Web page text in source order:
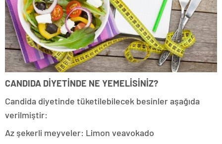
CANDIDA DİYETİNDE NE YEMELİSİNİZ?
Candida diyetinde tüketilebilecek besinler aşağıda
verilmiştir:
Az şekerli meyveler: Limon veavokado